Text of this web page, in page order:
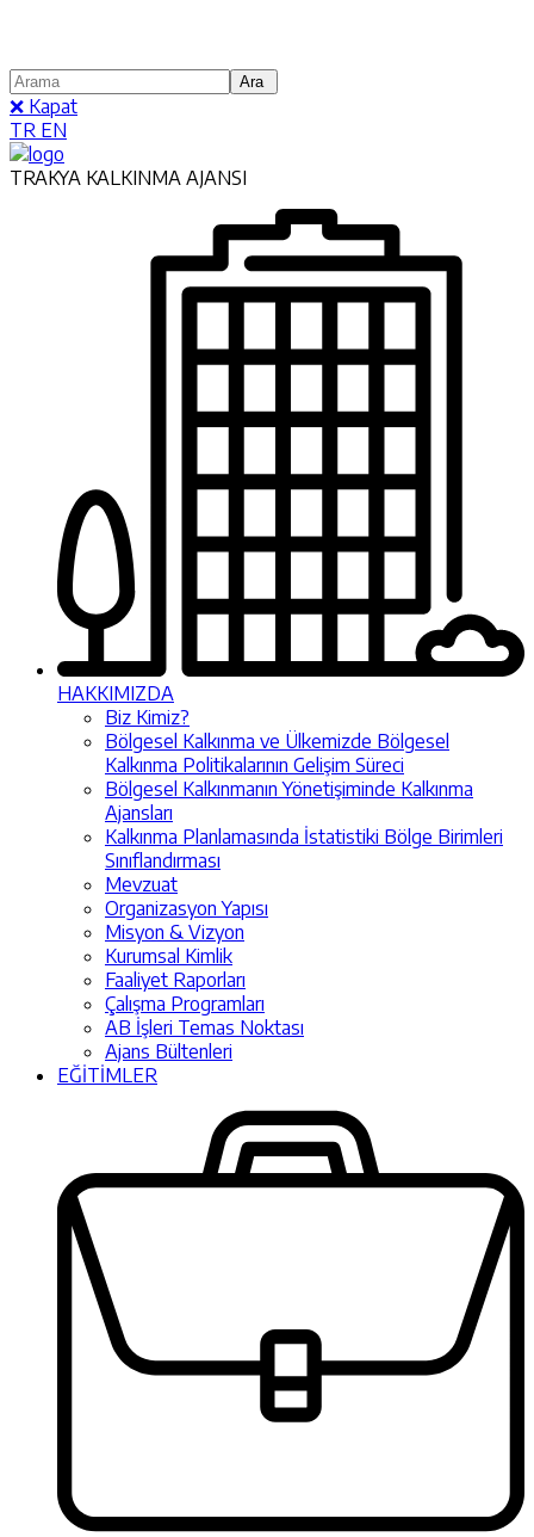
❌ Kapat
TR EN
TRAKYA KALKINMA AJANSI
HAKKIMIZDA
Biz Kimiz?
Bölgesel Kalkınma ve Ülkemizde Bölgesel
Kalkınma Politikalarının Gelişim Süreci
Bölgesel Kalkınmanın Yönetişiminde Kalkınma
Ajansları
Kalkınma Planlamasında İstatistiki Bölge Birimleri
Sınıflandırması
Mevzuat
Organizasyon Yapısı
Misyon & Vizyon
Kurumsal Kimlik
Faaliyet Raporları
Çalışma Programları
AB İşleri Temas Noktası
Ajans Bültenleri
EĞİTİMLER